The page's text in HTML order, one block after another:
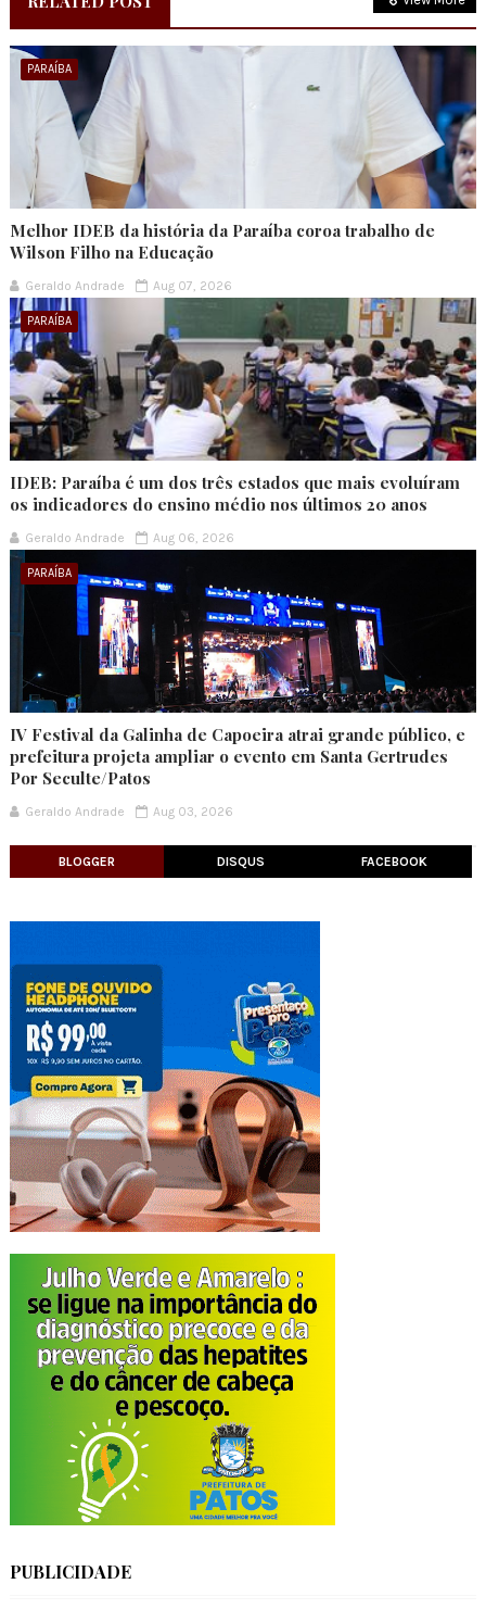
PARAÍBA
Melhor IDEB da história da Paraíba coroa trabalho de
Wilson Filho na Educação
Geraldo Andrade Aug 07, 2026
PARAÍBA
IDEB: Paraíba é um dos três estados que mais evoluíram
os indicadores do ensino médio nos últimos 20 anos
Geraldo Andrade Aug 06, 2026
PARAÍBA
IV Festival da Galinha de Capoeira atrai grande público, e
prefeitura projeta ampliar o evento em Santa Gertrudes
Por Seculte/Patos
Geraldo Andrade Aug 03, 2026
BLOGGER DISQUS FACEBOOK
PUBLICIDADE